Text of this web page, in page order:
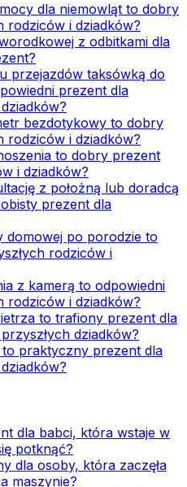
dla niemowląt to dobry
rodziców i dziadków?
z odbitkami dla
przejazdów taksówką do
prezent dla
bezdotykowy to dobry
rodziców i dziadków?
to dobry prezent
i dziadków?
z położną lub doradcą
prezent dla
domowej po porodzie to
rodziców i
z kamerą to odpowiedni
rodziców i dziadków?
to trafiony prezent dla
dziadków?
praktyczny prezent dla
dla babci, która wstaje w
potknąć?
dla osoby, która zaczęła
maszynie?